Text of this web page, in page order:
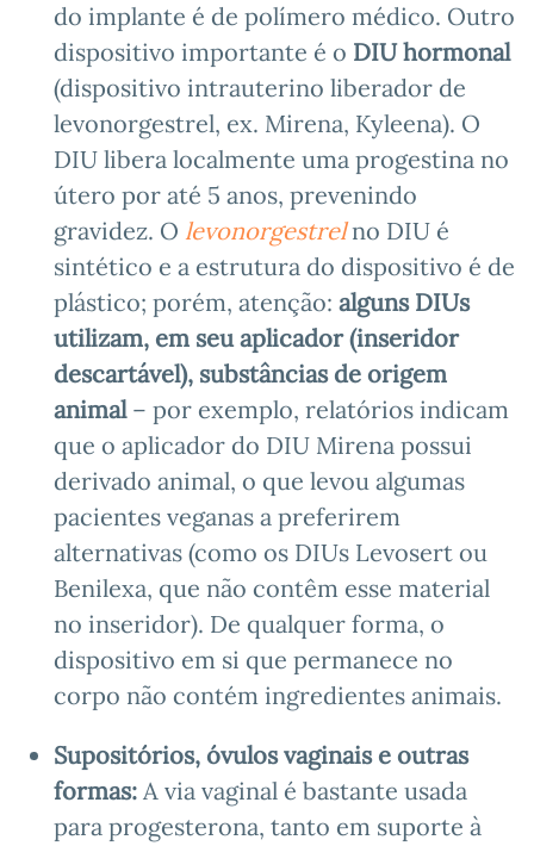
do implante é de polímero médico. Outro
dispositivo importante é o DIU hormonal
(dispositivo intrauterino liberador de
levonorgestrel, ex. Mirena, Kyleena). O
DIU libera localmente uma progestina no
útero por até 5 anos, prevenindo
gravidez. O levonorgestrelno DIU é
sintético e a estrutura do dispositivo é de
plástico; porém, atenção: alguns DIUs
utilizam, em seu aplicador (inseridor
descartável), substâncias de origem
animal– por exemplo, relatórios indicam
que o aplicador do DIU Mirena possui
derivado animal, o que levou algumas
pacientes veganas a preferirem
alternativas (como os DIUs Levosert ou
Benilexa, que não contêm esse material
no inseridor). De qualquer forma, o
dispositivo em si que permanece no
corpo não contém ingredientes animais.
Supositórios, óvulos vaginais e outras
formas: A via vaginal é bastante usada
para progesterona, tanto em suporte à